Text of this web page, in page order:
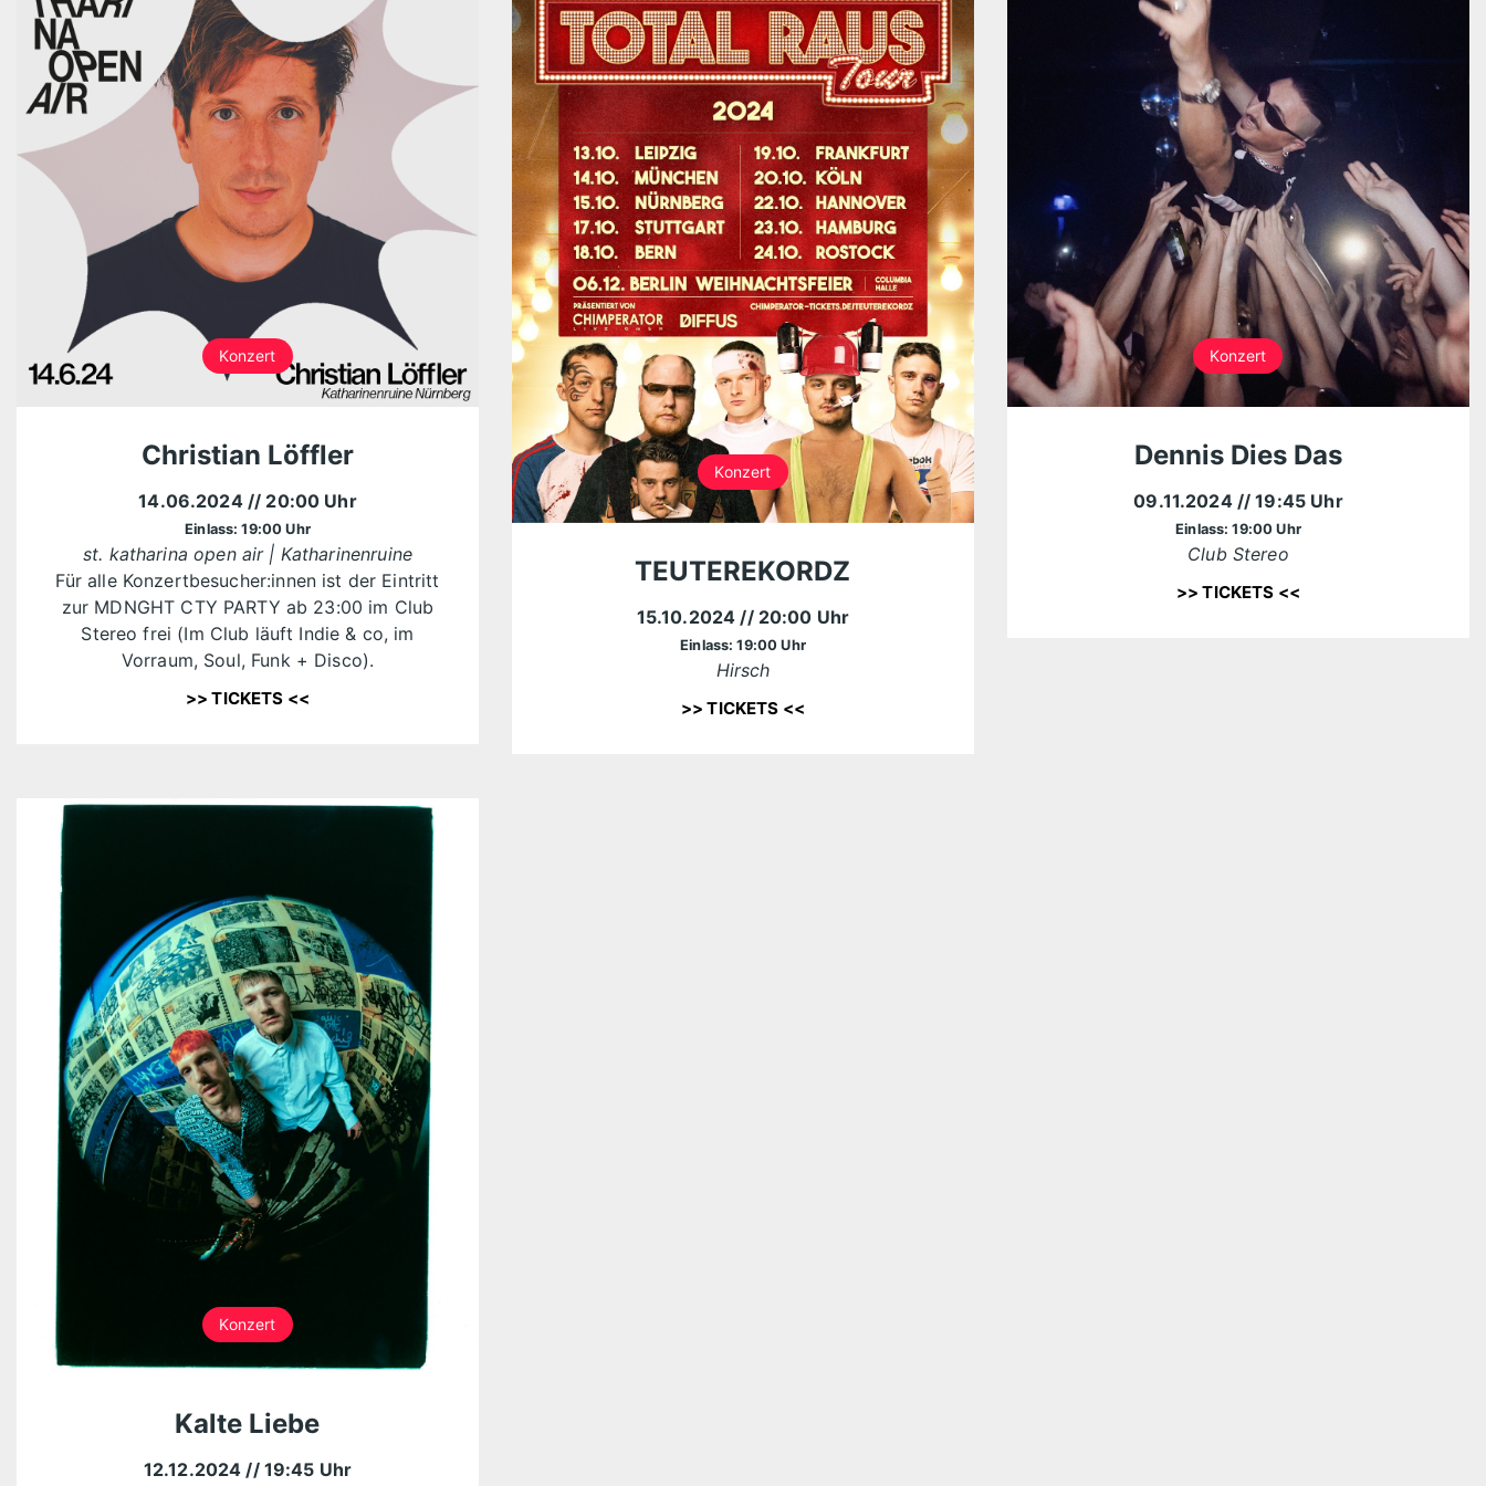
Konzert
Christian Löffler
14.06.2024 // 20:00 Uhr
Einlass: 19:00 Uhr
st. katharina open air | Katharinenruine
Für alle Konzertbesucher:innen ist der Eintritt
zur MDNGHT CTY PARTY ab 23:00 im Club
Stereo frei (Im Club läuft Indie & co, im
Vorraum, Soul, Funk + Disco).
>> TICKETS <<
Konzert
TEUTEREKORDZ
15.10.2024 // 20:00 Uhr
Einlass: 19:00 Uhr
Hirsch
>> TICKETS <<
Konzert
Dennis Dies Das
09.11.2024 // 19:45 Uhr
Einlass: 19:00 Uhr
Club Stereo
>> TICKETS <<
Konzert
Kalte Liebe
12.12.2024// 19:45 Uhr